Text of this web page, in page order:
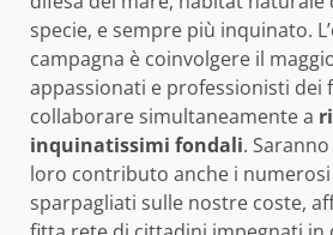
specie, e sempre più inquinato.
campagna è coinvolgere il
appassionati e professionisti dei
collaborare simultaneamente a
inquinatissimi fondali.
loro contributo anche i
sparpagliati sulle nostre coste,